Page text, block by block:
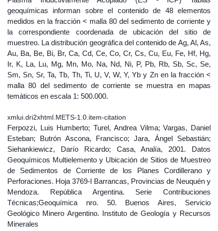
geoquímicas informan sobre el contenido de 48 elementos
medidos en la fracción < malla 80 del sedimento de corriente y
la correspondiente coordenada de ubicación del sitio de
muestreo. La distribución geográfica del contenido de Ag, Al, As,
Au, Ba, Be, Bi, Br, Ca, Cd, Ce, Co, Cr, Cs, Cu, Eu, Fe, Hf, Hg,
Ir, K, La, Lu, Mg, Mn, Mo, Na, Nd, Ni, P, Pb, Rb, Sb, Sc, Se,
Sm, Sn, Sr, Ta, Tb, Th, Ti, U, V, W, Y, Yb y Zn en la fracción <
malla 80 del sedimento de corriente se muestra en mapas
temáticos en escala 1: 500.000.
xmlui.dri2xhtml.METS-1.0.item-citation
Ferpozzi, Luis Humberto; Turel, Andrea Vilma; Vargas, Daniel
Esteban; Butrón Ascona, Francisco; Jara, Ángel Sebastián;
Siehankiewicz, Darío Ricardo; Casa, Analía, 2001. Datos
Geoquímicos Multielemento y Ubicación de Sitios de Muestreo
de Sedimentos de Corriente de los Planes Cordillerano y
Perforaciones. Hoja 3769-I Barrancas, Provincias de Neuquén y
Mendoza. República Argentina. Serie Contribuciones
Técnicas;Geoquímica nro. 50. Buenos Aires, Servicio
Geológico Minero Argentino. Instituto de Geología y Recursos
Minerales